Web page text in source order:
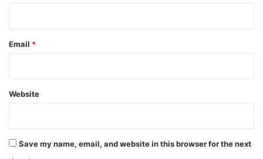
Email *
Website
Save my name, email, and website in this browser for the next